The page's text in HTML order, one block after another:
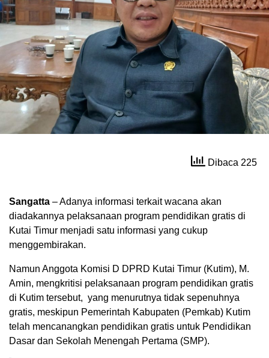
Dibaca 225
Sangatta – Adanya informasi terkait wacana akan
diadakannya pelaksanaan program pendidikan gratis di
Kutai Timur menjadi satu informasi yang cukup
menggembirakan.
Namun Anggota Komisi D DPRD Kutai Timur (Kutim), M.
Amin, mengkritisi pelaksanaan program pendidikan gratis
di Kutim tersebut, yang menurutnya tidak sepenuhnya
gratis, meskipun Pemerintah Kabupaten (Pemkab) Kutim
telah mencanangkan pendidikan gratis untuk Pendidikan
Dasar dan Sekolah Menengah Pertama (SMP).